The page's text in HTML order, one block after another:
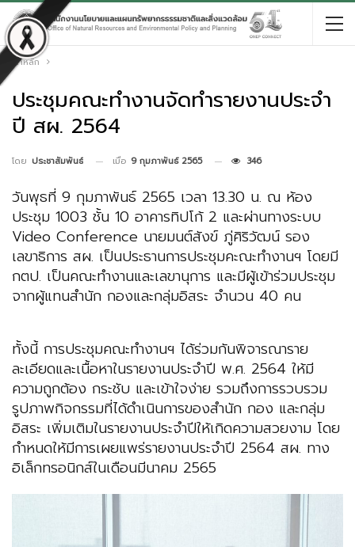
หน้าหลัก
ประชุมคณะทำงานจัดทำรายงานประจำ
ปี สผ. 2564
โดย ประชาสัมพันธ์ เมื่อ 9 กุมภาพันธ์ 2565 346
วันพุธที่ 9 กุมภาพันธ์ 2565 เวลา 13.30 น. ณ ห้อง
ประชุม 1003 ชั้น 10 อาคารทิปโก้ 2 และผ่านทางระบบ
Video Conference นายมนต์สังข์ ภู่ศิริวัฒน์ รอง
เลขาธิการ สผ. เป็นประธานการประชุมคะณะทำงานฯ โดยมี
กตป. เป็นคณะทำงานและเลขานุการ และมีผู้เข้าร่วมประชุม
จากผู้แทนสำนัก กองและกลุ่มอิสระ จำนวน 40 คน
ทั้งนี้ การประชุมคณะทำงานฯ ได้ร่วมกันพิจารณาราย
ละเอียดและเนื้อหาในรายงานประจำปี พ.ศ. 2564 ให้มี
ความถูกต้อง กระชับ และเข้าใจง่าย รวมถึงการรวบรวม
รูปภาพกิจกรรมที่ได้ดำเนินการของสำนัก กอง และกลุ่ม
อิสระ เพิ่มเติมในรายงานประจำปีให้เกิดความสวยงาม โดย
กำหนดให้มีการเผยแพร่รายงานประจำปี 2564 สผ. ทาง
อิเล็กทรอนิกส์ในเดือนมีนาคม 2565